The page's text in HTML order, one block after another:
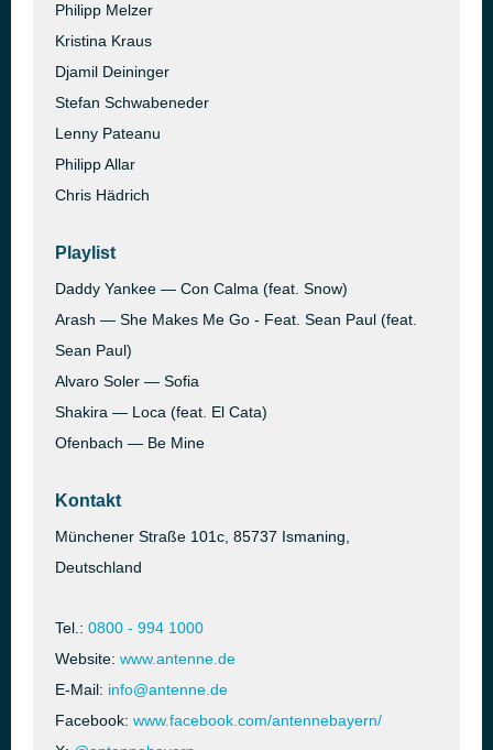
Philipp Melzer
Kristina Kraus
Djamil Deininger
Stefan Schwabeneder
Lenny Pateanu
Philipp Allar
Chris Hädrich
Playlist
Daddy Yankee — Con Calma (feat. Snow)
Arash — She Makes Me Go - Feat. Sean Paul (feat.
Sean Paul)
Alvaro Soler — Sofia
Shakira — Loca (feat. El Cata)
Ofenbach — Be Mine
Kontakt
Münchener Straße 101c, 85737 Ismaning,
Deutschland
Tel.: 0800 - 994 1000
Website: www.antenne.de
E-Mail: info@antenne.de
Facebook: www.facebook.com/antennebayern/